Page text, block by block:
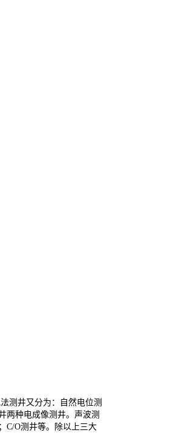
测井又分为：自然电位测
两种电成像测井。声波测
C/O测井等。除以上三大